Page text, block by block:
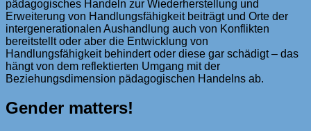
pädagogisches Handeln zur Wiederherstellung und
Erweiterung von Handlungsfähigkeit beiträgt und Orte der
intergenerationalen Aushandlung auch von Konflikten
bereitstellt oder aber die Entwicklung von
Handlungsfähigkeit behindert oder diese gar schädigt – das
hängt von dem reflektierten Umgang mit der
Beziehungsdimension pädagogischen Handelns ab.
Gender matters!